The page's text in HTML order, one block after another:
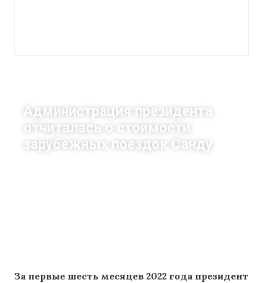
Администрация президента
отчиталась о стоимости
зарубежных поездок Санду
За первые шесть месяцев 2022 года президент